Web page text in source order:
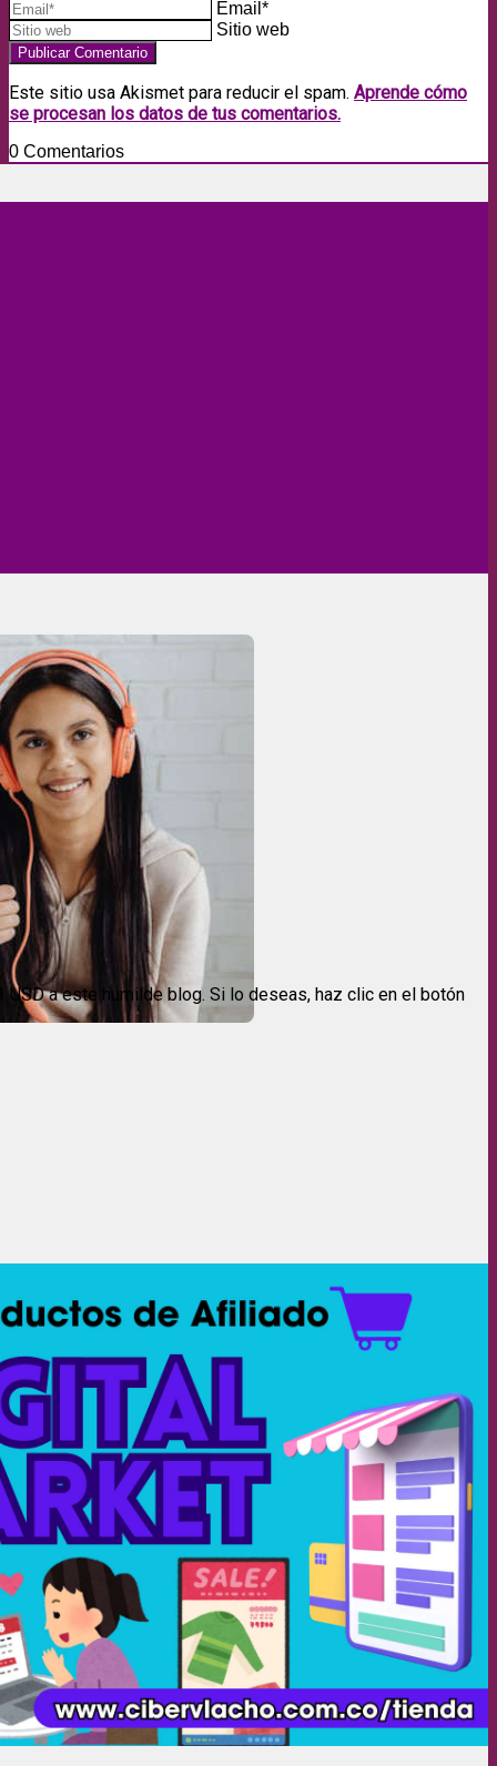
Email*
Sitio web
Este sitio usa Akismet para reducir el spam. Aprende cómo
se procesan los datos de tus comentarios.
0 Comentarios
USD a este humilde blog. Si lo deseas, haz clic en el botón